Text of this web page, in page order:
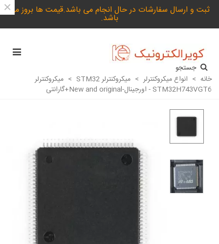
ثبت و ارسال سفارشات در حال انجام می باشد.قیمت ها بروز می
باشد.
×
جستجو
خانه > انواع میکروکنترلر > میکروکنترلر STM32 > میکروکنترلر
STM32H743VGT6 - اورجینال-New and original+گارانتی